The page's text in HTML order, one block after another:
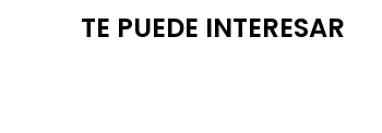
TE PUEDE INTERESAR